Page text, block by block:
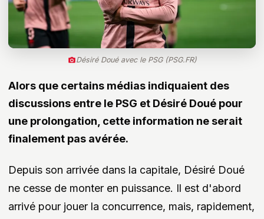
Désiré Doué avec le PSG (PSG.FR)
Alors que certains médias indiquaient des
discussions entre le PSG et Désiré Doué pour
une prolongation, cette information ne serait
finalement pas avérée.
Depuis son arrivée dans la capitale, Désiré Doué
ne cesse de monter en puissance. Il est d'abord
arrivé pour jouer la concurrence, mais, rapidement,